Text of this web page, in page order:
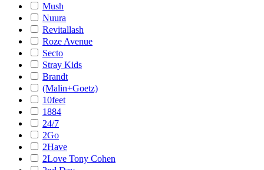
Mush
Nuura
Revitallash
Roze Avenue
Secto
Stray Kids
Brandt
(Malin+Goetz)
10feet
1884
24/7
2Go
2Have
2Love Tony Cohen